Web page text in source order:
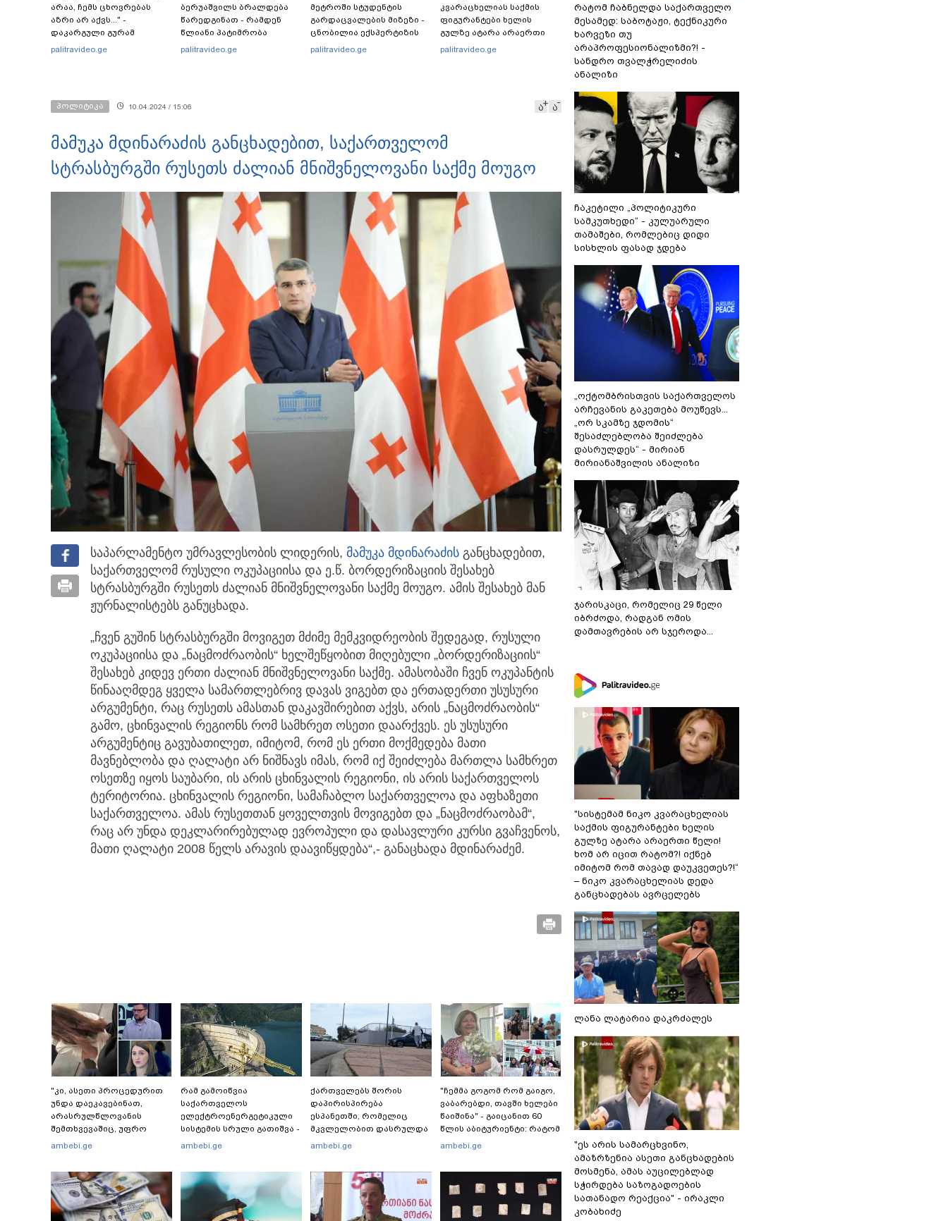
არაა, ჩემს ცხოვრებას
აზრი არ აქვს..." -
დაკარგული გურამ
დადიანიძის დედის
palitravideo.ge
ბერუაშვილს ბრალდება
წარედგინათ - რამდენ
წლიანი პატიმრობა
ემუქრებათ
palitravideo.ge
მეტროში სტუდენტის
გარდაცვალების მიზეზი -
ცნობილია ექსპერტიზის
პასუხი
palitravideo.ge
კვარაცხელიას საქმის
ფიგურანტები ხელის
გულზე ატარა არაერთი
წელი! ხომ არ იცით
palitravideo.ge
პოლიტიკა 10.04.2024 / 15:06 ა ა
მამუკა მდინარაძის განცხადებით, საქართველომ
სტრასბურგში რუსეთს ძალიან მნიშვნელოვანი საქმე მოუგო
საპარლამენტო უმრავლესობის ლიდერის, მამუკა მდინარაძის განცხადებით,
საქართველომ რუსული ოკუპაციისა და ე.წ. ბორდერიზაციის შესახებ
სტრასბურგში რუსეთს ძალიან მნიშვნელოვანი საქმე მოუგო. ამის შესახებ მან
ჟურნალისტებს განუცხადა.
„ჩვენ გუშინ სტრასბურგში მოვიგეთ მძიმე მემკვიდრეობის შედეგად, რუსული
ოკუპაციისა და „ნაცმოძრაობის“ ხელშეწყობით მიღებული „ბორდერიზაციის“
შესახებ კიდევ ერთი ძალიან მნიშვნელოვანი საქმე. ამასობაში ჩვენ ოკუპანტის
წინააღმდეგ ყველა სამართლებრივ დავას ვიგებთ და ერთადერთი უსუსური
არგუმენტი, რაც რუსეთს ამასთან დაკავშირებით აქვს, არის „ნაცმოძრაობის“
გამო, ცხინვალის რეგიონს რომ სამხრეთ ოსეთი დაარქვეს. ეს უსუსური
არგუმენტიც გავუბათილეთ, იმიტომ, რომ ეს ერთი მოქმედება მათი
მავნებლობა და ღალატი არ ნიშნავს იმას, რომ იქ შეიძლება მართლა სამხრეთ
ოსეთზე იყოს საუბარი, ის არის ცხინვალის რეგიონი, ის არის საქართველოს
ტერიტორია. ცხინვალის რეგიონი, სამაჩაბლო საქართველოა და აფხაზეთი
საქართველოა. ამას რუსეთთან ყოველთვის მოვიგებთ და „ნაცმოძრაობამ“,
რაც არ უნდა დეკლარირებულად ევროპული და დასავლური კურსი გვაჩვენოს,
მათი ღალატი 2008 წელს არავის დაავიწყდება“,- განაცხადა მდინარაძემ.
"კი, ასეთი პროცედურით
უნდა დაეკავებინათ,
არასრულწლოვანის
შემთხვევაშიც, უფრო
მსუბუქი ვარიანტი ძნელი
აღსრულდა განჩინება
ღამე" - იურისტები
ambebi.ge
რამ გამოიწვია
საქართველოს
ელექტროენერგეტიკული
სისტემის სრული გათიშვა -
რას ამბობს სემეკ-ის
ambebi.ge
ქართველებს შორის
დაპირისპირება
ესპანეთში, რომელიც
მკვლელობით დასრულდა
- რას წერს
შეეჯახა ჟორასა და
რაინდის"
ambebi.ge
"ჩემმა გოგომ რომ გაიგო,
ვაბარებდი, თავში ხელები
წაიშინა" - გაიცანით 60
წლის აბიტურიენტი: რატომ
გადაწყვიტა ბაგრატიონთა
ambebi.ge
რატომ ჩაბნელდა საქართველო
მესამედ: საბოტაჟი, ტექნიკური
ხარვეზი თუ
არაპროფესიონალიზმი?! -
სანდრო თვალჭრელიძის
ანალიზი
ჩაკეტილი „პოლიტიკური
სამკუთხედი“ - კულუარული
თამაშები, რომლებიც დიდი
სისხლის ფასად ჯდება
„ოქტომბრისთვის საქართველოს
არჩევანის გაკეთება მოუწევს...
„ორ სკამზე ჯდომის“
შესაძლებლობა შეიძლება
დასრულდეს“ - მირიან
მირიანაშვილის ანალიზი
ჯარისკაცი, რომელიც 29 წელი
იბრძოდა, რადგან ომის
დამთავრების არ სჯეროდა...
"სისტემამ ნიკო კვარაცხელიას
საქმის ფიგურანტები ხელის
გულზე ატარა არაერთი წელი!
ხომ არ იცით რატომ?! იქნებ
იმიტომ რომ თავად დაუკვეთეს?!“
– ნიკო კვარაცხელიას დედა
განცხადებას ავრცელებს
ლანა ლატარია დაკრძალეს
"ეს არის სამარცხვინო,
ამაზრზენია ასეთი განცხადების
მოსმენა, ამას აუცილებლად
სჭირდება საზოგადოების
სათანადო რეაქცია" - ირაკლი
კობახიძე